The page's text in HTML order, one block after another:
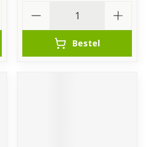
Bestel